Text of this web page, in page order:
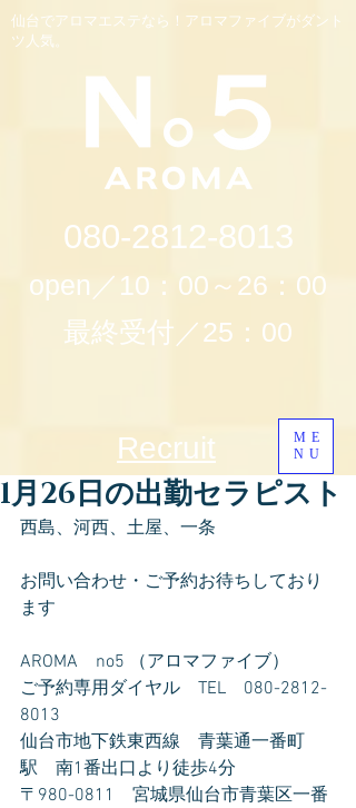
仙台でアロマエステなら！アロマファイブがダント
ツ人気。
080-2812-8013
open／10：00～26：00
最終受付／25：00
ME
NU
Recruit
1月26日の出勤セラピスト
西島、河西、土屋、一条
お問い合わせ・ご予約お待ちしており
ます
AROMA　no5 （アロマファイブ）
ご予約専用ダイヤル　TEL　080-2812-
8013
仙台市地下鉄東西線　青葉通一番町
駅　南1番出口より徒歩4分
〒980-0811　宮城県仙台市青葉区一番